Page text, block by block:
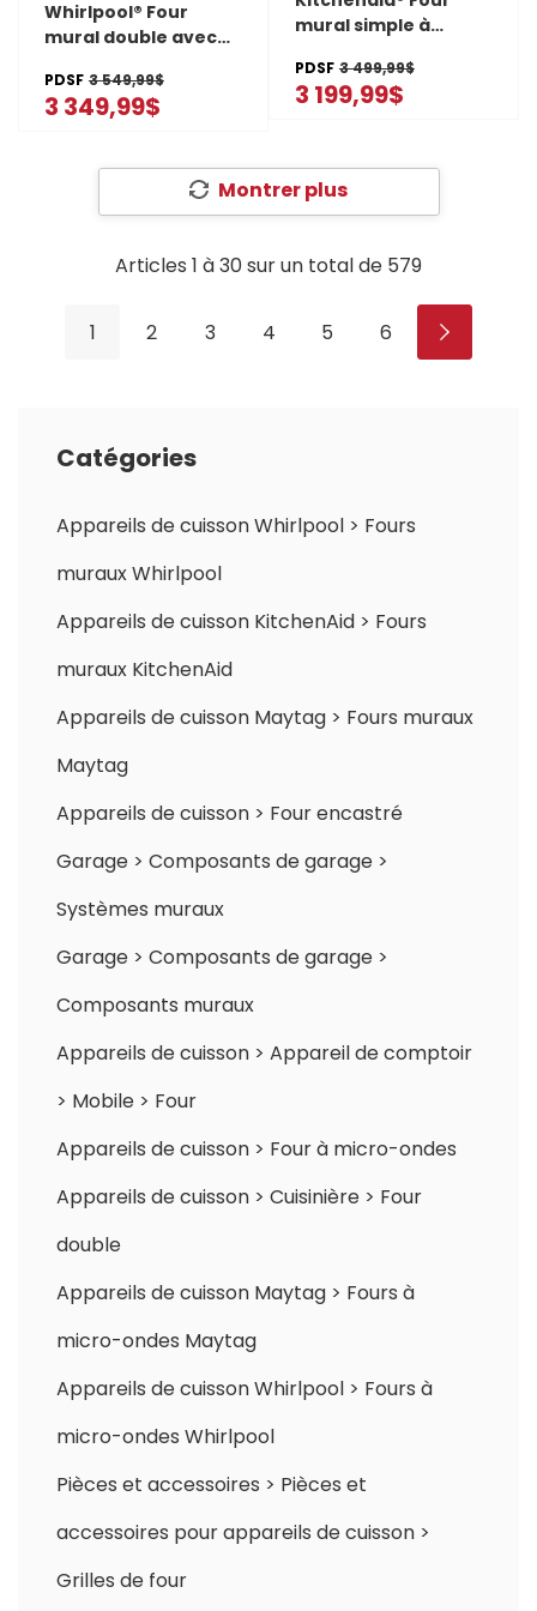
Whirlpool® Four
mural double avec
connecté - 8.6 pi cu
total WOED5027LZ
PDSF 3 549,99$
3 349,99$
mural simple à
de 24 po
YKOSC504PPS
PDSF 3 499,99$
3 199,99$
Montrer plus
Articles 1 à30sur un total de 579
1 2 3 4 5 6
Catégories
Appareils de cuisson Whirlpool > Fours
muraux Whirlpool
Appareils de cuisson KitchenAid > Fours
muraux KitchenAid
Appareils de cuisson Maytag > Fours muraux
Maytag
Appareils de cuisson > Four encastré
Garage > Composants de garage >
Systèmes muraux
Garage > Composants de garage >
Composants muraux
Appareils de cuisson > Appareil de comptoir
> Mobile > Four
Appareils de cuisson > Four à micro-ondes
Appareils de cuisson > Cuisinière > Four
double
Appareils de cuisson Maytag > Fours à
micro-ondes Maytag
Appareils de cuisson Whirlpool > Fours à
micro-ondes Whirlpool
Pièces et accessoires > Pièces et
accessoires pour appareils de cuisson >
Grilles de four